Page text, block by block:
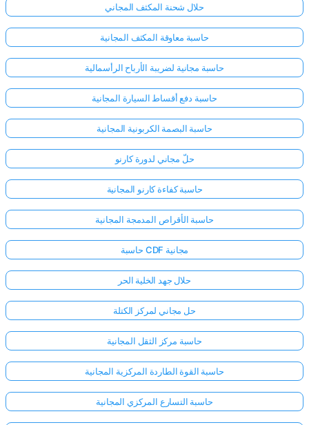
حلال شحنة المكثف المجاني
حاسبة معاوقة المكثف المجانية
حاسبة مجانية لضريبة الأرباح الرأسمالية
حاسبة دفع أقساط السيارة المجانية
حاسبة البصمة الكربونية المجانية
حلّ مجاني لدورة كارنو
حاسبة كفاءة كارنو المجانية
حاسبة الأقراص المدمجة المجانية
حاسبة CDF مجانية
حلال جهد الخلية الحر
حل مجاني لمركز الكتلة
حاسبة مركز الثقل المجانية
حاسبة القوة الطاردة المركزية المجانية
حاسبة التسارع المركزي المجانية